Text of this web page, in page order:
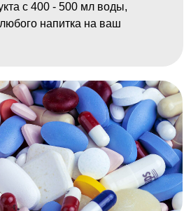
с 400 - 500 мл воды,
напитка на ваш